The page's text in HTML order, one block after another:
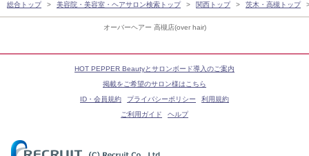
オーバーヘアー 高槻店(over hair)
総合トップ 美容院・美容室・ヘアサロン検索トップ 関西トップ 茨木・高槻トップ
HOT PEPPER Beautyとサロンボード導入のご案内
掲載をご希望のサロン様はこちら
ID・会員規約
プライバシーポリシー
利用規約
ご利用ガイド
ヘルプ